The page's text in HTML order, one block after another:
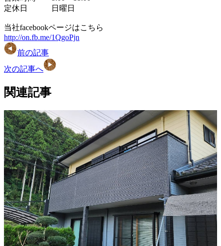
定休日 日曜日
当社facebookページはこちら
http://on.fb.me/1QgoPjn
前の記事
次の記事へ
関連記事